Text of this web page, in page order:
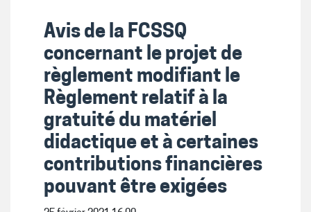
Avis de la FCSSQ
concernant le projet de
règlement modifiant le
Règlement relatif à la
gratuité du matériel
didactique et à certaines
contributions financières
pouvant être exigées